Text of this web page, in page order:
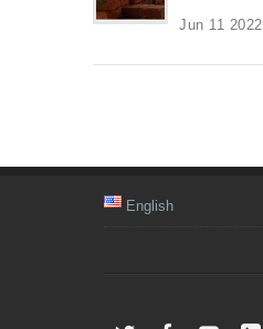
Jun 11 2022
English